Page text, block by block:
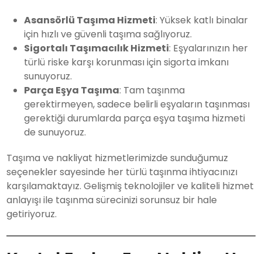
Asansörlü Taşıma Hizmeti: Yüksek katlı binalar
için hızlı ve güvenli taşıma sağlıyoruz.
Sigortalı Taşımacılık Hizmeti: Eşyalarınızın her
türlü riske karşı korunması için sigorta imkanı
sunuyoruz.
Parça Eşya Taşıma: Tam taşınma
gerektirmeyen, sadece belirli eşyaların taşınması
gerektiği durumlarda parça eşya taşıma hizmeti
de sunuyoruz.
Taşıma ve nakliyat hizmetlerimizde sunduğumuz
seçenekler sayesinde her türlü taşınma ihtiyacınızı
karşılamaktayız. Gelişmiş teknolojiler ve kaliteli hizmet
anlayışı ile taşınma sürecinizi sorunsuz bir hale
getiriyoruz.